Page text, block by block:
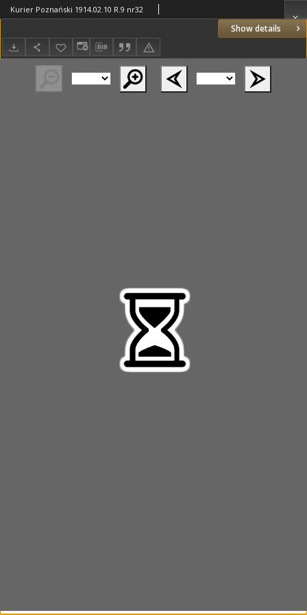
Show details
Kurier Poznański 1914.02.10 R.9 nr32